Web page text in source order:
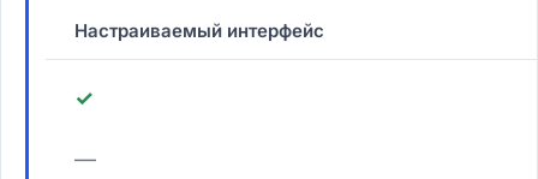
Настраиваемый интерфейс
✓
—